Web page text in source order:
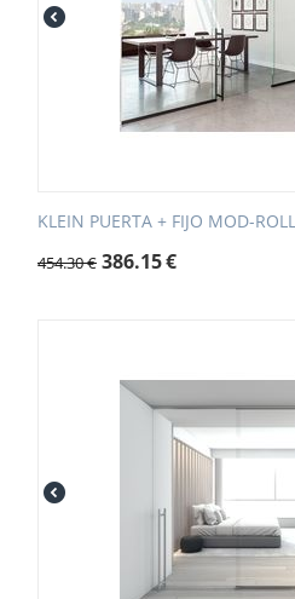
KLEIN PUERTA + FIJO MOD-
454.30€ 386.15€